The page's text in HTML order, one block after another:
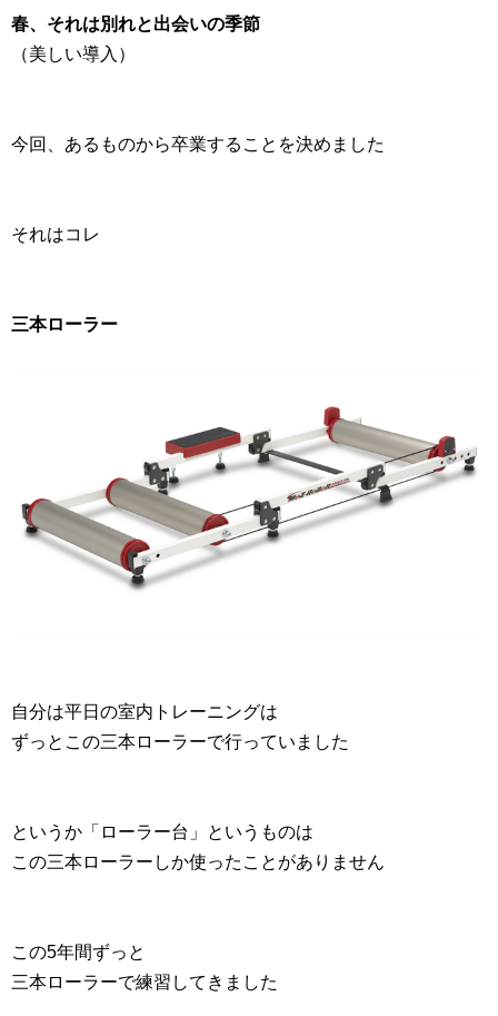
春、それは別れと出会いの季節
（美しい導入）
今回、あるものから卒業することを決めました
それはコレ
三本ローラー
自分は平日の室内トレーニングは
ずっとこの三本ローラーで行っていました
というか「ローラー台」というものは
この三本ローラーしか使ったことがありません
この5年間ずっと
三本ローラーで練習してきました